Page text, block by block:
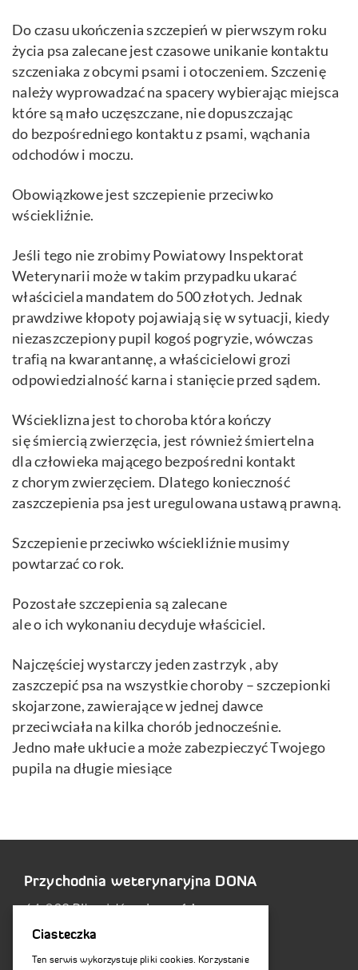
Do czasu ukończenia szczepień w pierwszym roku
życia psa zalecane jest czasowe unikanie kontaktu
szczeniaka z obcymi psami i otoczeniem. Szczenię
należy wyprowadzać na spacery wybierając miejsca
które są mało uczęszczane, nie dopuszczając
do bezpośredniego kontaktu z psami, wąchania
odchodów i moczu.
Obowiązkowe jest szczepienie przeciwko
wściekliźnie.
Jeśli tego nie zrobimy Powiatowy Inspektorat
Weterynarii może w takim przypadku ukarać
właściciela mandatem do 500 złotych. Jednak
prawdziwe kłopoty pojawiają się w sytuacji, kiedy
niezaszczepiony pupil kogoś pogryzie, wówczas
trafią na kwarantannę, a właścicielowi grozi
odpowiedzialność karna i stanięcie przed sądem.
Wścieklizna jest to choroba która kończy
się śmiercią zwierzęcia, jest również śmiertelna
dla człowieka mającego bezpośredni kontakt
z chorym zwierzęciem. Dlatego konieczność
zaszczepienia psa jest uregulowana ustawą prawną.
Szczepienie przeciwko wściekliźnie musimy
powtarzać co rok.
Pozostałe szczepienia są zalecane
ale o ich wykonaniu decyduje właściciel.
Najczęściej wystarczy jeden zastrzyk , aby
zaszczepić psa na wszystkie choroby – szczepionki
skojarzone, zawierające w jednej dawce
przeciwciała na kilka chorób jednocześnie.
Jedno małe ukłucie a może zabezpieczyć Twojego
pupila na długie miesiące
Przychodnia weterynaryjna DONA
64-920 Piła ul. Kryniczna 1A
tel.:67 215 25 35
tel.:kom.604 648 496
Ciasteczka
Ten serwis wykorzystuje pliki cookies. Korzystanie